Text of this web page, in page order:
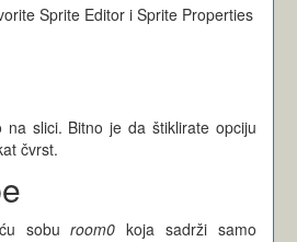
Sprite Editor i Sprite Properties
na slici. Bitno je da štiklirate opciju
čvrst.
soburoom0 koja sadrži samo